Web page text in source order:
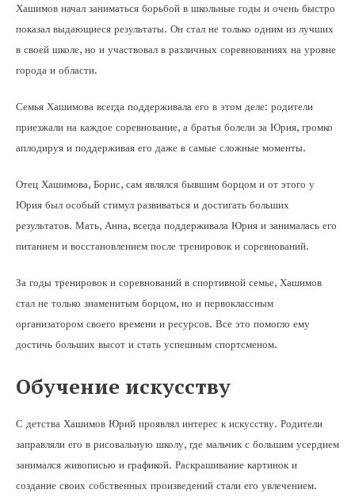
Хашимов начал заниматься борьбой в школьные годы и очень быстро
показал выдающиеся результаты. Он стал не только одним из лучших
в своей школе, но и участвовал в различных соревнованиях на уровне
города и области.
Семья Хашимова всегда поддерживала его в этом деле: родители
приезжали на каждое соревнование, а братья болели за Юрия, громко
аплодируя и поддерживая его даже в самые сложные моменты.
Отец Хашимова, Борис, сам являлся бывшим борцом и от этого у
Юрия был особый стимул развиваться и достигать больших
результатов. Мать, Анна, всегда поддерживала Юрия и занималась его
питанием и восстановлением после тренировок и соревнований.
За годы тренировок и соревнований в спортивной семье, Хашимов
стал не только знаменитым борцом, но и первоклассным
организатором своего времени и ресурсов. Все это помогло ему
достичь больших высот и стать успешным спортсменом.
Обучение искусству
С детства Хашимов Юрий проявлял интерес к искусству. Родители
заправляли его в рисовальную школу, где мальчик с большим усердием
занимался живописью и графикой. Раскрашивание картинок и
создание своих собственных произведений стали его увлечением.